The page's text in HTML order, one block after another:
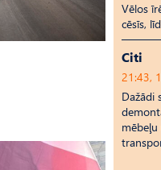
Vēlos
cēsīs,
Citi
21:43,
Dažādi